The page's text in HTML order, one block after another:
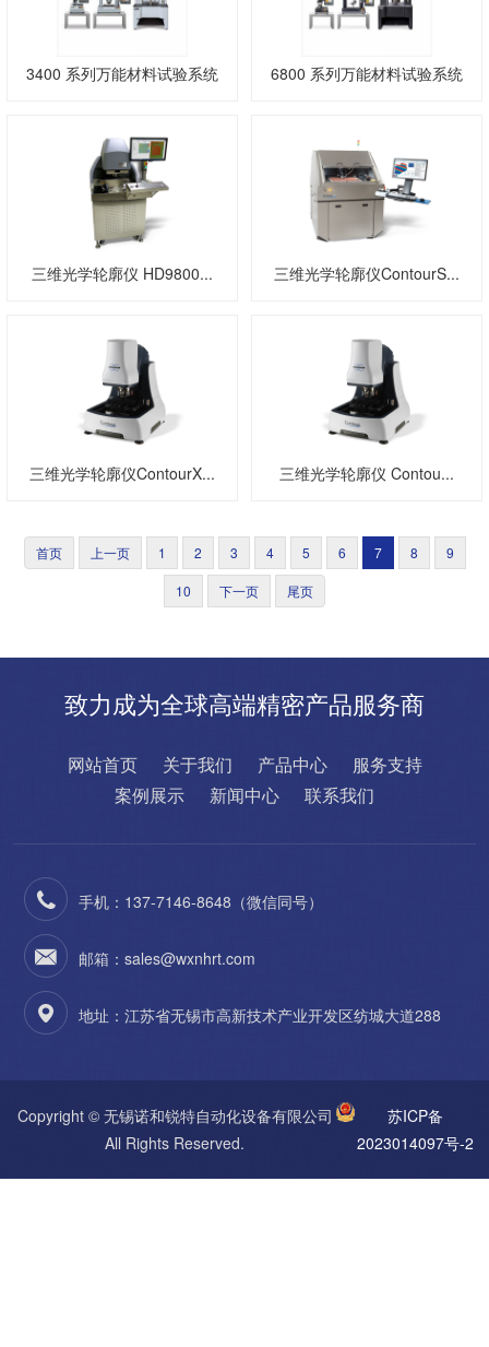
3400 系列万能材料试验系统 6800 系列万能材料试验系统
三维光学轮廓仪 HD9800... 三维光学轮廓仪ContourS...
三维光学轮廓仪ContourX... 三维光学轮廓仪 Contou...
首页 上一页 1 2 3 4 5 6 7 8 9
10 下一页 尾页
致力成为全球高端精密产品服务商
网站首页 关于我们 产品中心
服务支持
案例展示
新闻中心 联系我们
手机：137-7146-8648（微信同号）
邮箱：sales@wxnhrt.com
地址：江苏省无锡市高新技术产业开发区纺城大道288
Copyright © 无锡诺和锐特自动化设备有限公司
All Rights Reserved.
苏ICP备
2023014097号-2